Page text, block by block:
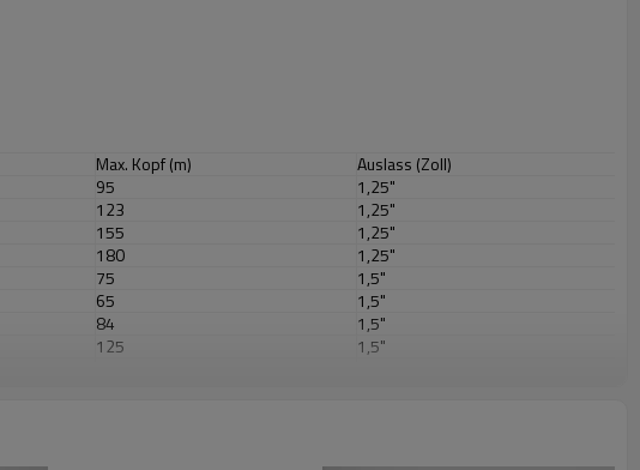
Max. Kopf (m)
Auslass (Zoll)
95
1,25"
123
1,25"
155
1,25"
180
1,25"
75
1,5"
65
1,5"
84
1,5"
125
1,5"